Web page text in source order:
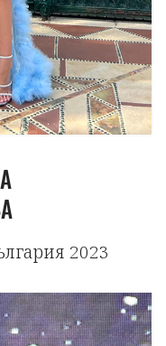
2023